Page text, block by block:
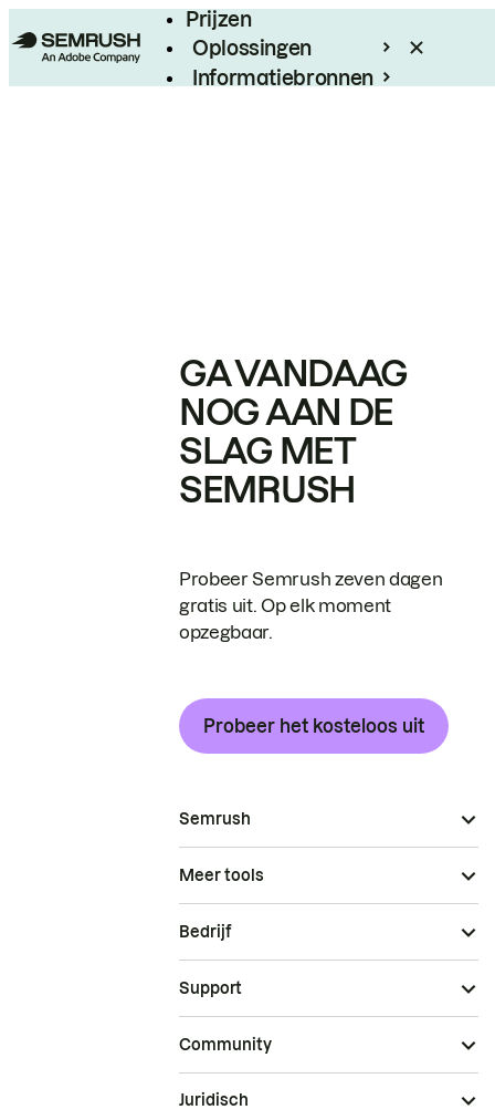
Prijzen
Oplossingen
Informatiebronnen
GA VANDAAG
NOG AAN DE
SLAG MET
SEMRUSH
Probeer Semrush zeven dagen
gratis uit. Op elk moment
opzegbaar.
Probeer het kosteloos uit
Semrush
Meer tools
Bedrijf
Support
Community
Juridisch